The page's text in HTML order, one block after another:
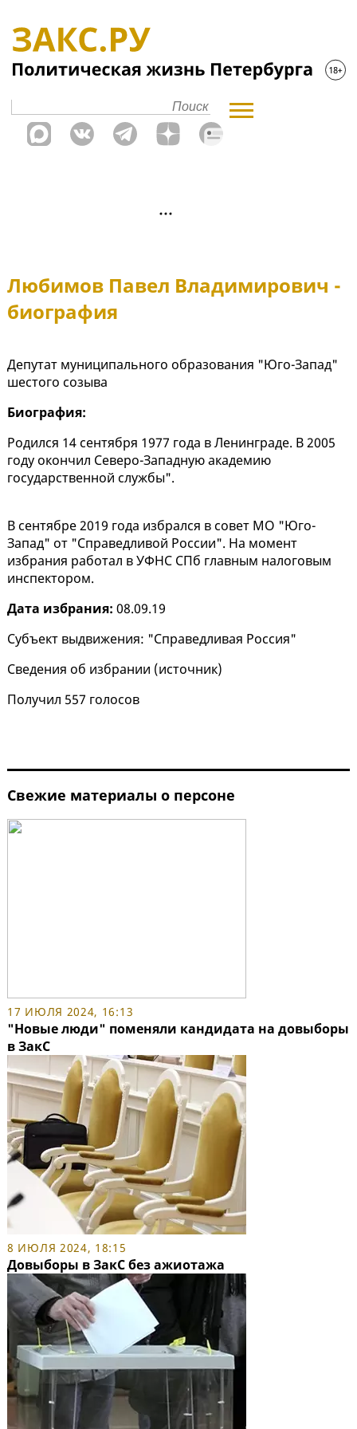
Любимов Павел Владимирович -
биография
Депутат муниципального образования "Юго-Запад"
шестого созыва
Биография:
Родился 14 сентября 1977 года в Ленинграде. В 2005
году окончил Северо-Западную академию
государственной службы".
В сентябре 2019 года избрался в совет МО "Юго-
Запад" от "Справедливой России". На момент
избрания работал в УФНС СПб главным налоговым
инспектором.
Дата избрания: 08.09.19
Субъект выдвижения: "Справедливая Россия"
Сведения об избрании (источник)
Получил 557 голосов
Свежие материалы о персоне
17 ИЮЛЯ 2024, 16:13
"Новые люди" поменяли кандидата на довыборы
в ЗакС
8 ИЮЛЯ 2024, 18:15
Довыборы в ЗакС без ажиотажа